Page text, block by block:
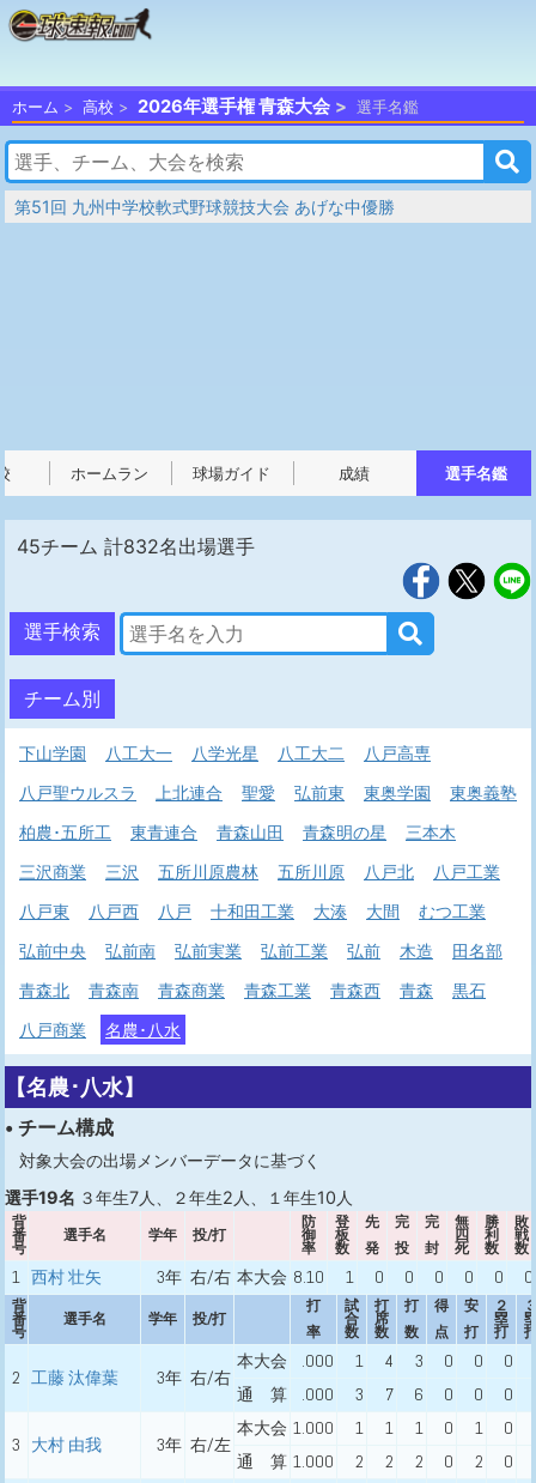
ホーム 高校 2026年選手権 青森大会 選手名鑑
第51回 九州中学校軟式野球競技大会 あげな中優勝
ホームラン 球場ガイド 成績 選手名鑑
45チーム 計832名出場選手
選手検索
チーム別
下山学園 八工大一 八学光星 八工大二
八戸高専
八戸聖ウルスラ
上北連合 聖愛 弘前東 東奥学園
東奥義塾
柏農･五所工
東青連合 青森山田 青森明の星
三本木
三沢商業
三沢 五所川原農林 五所川原 八戸北
八戸工業
八戸東
八戸西 八戸 十和田工業 大湊 大間
むつ工業
弘前中央
弘前南 弘前実業 弘前工業 弘前 木造
田名部
青森北
青森南 青森商業 青森工業 青森西 青森
黒石
八戸商業
名農･八水
【名農･八水】
• チーム構成
対象大会の出場メンバーデータに基づく
選手19名 ３年生7人、２年生2人、１年生10人
背
番
号
選手名 学年 投/打
防
御
率
登
板
数
先
発
完
投
完
封
無
四
死
勝
利
数
敗
戦
数
1 西村 壮矢 3年 右/右 本大会 8.10 1 0 0 0 0 0 0
背
番
号
選手名 学年 投/打
打
率
試
合
数
打
席
数
打
数
得
点
安
打
２
塁
打
2 工藤 汰偉葉 3年 右/右
本大会 .000 1 4 3 0 0 0
通 算
.000 3 7 6 0 0 0
3 大村 由我 3年 右/左
本大会 1.000 1 1 1 0 1 0
通 算 1.000 2 2 2 0 2 0